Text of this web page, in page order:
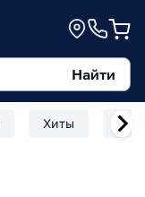
Найти
Хиты